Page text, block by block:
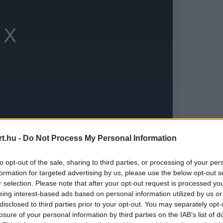
- Do Not Process My Personal Information
opt-out of the sale, sharing to third parties, or processing of your
for targeted advertising by us, please use the below opt-out
selection. Please note that after your opt-out request is processed
interest-based ads based on personal information utilized by us
to third parties prior to your opt-out. You may separately
of your personal information by third parties on the IAB’s list of
bajnokságot, és bár ugyanannyi győzelme
szerint hét –, a több második helyezés
ő lenne a világbajnok. Mindez úgy, hogy az